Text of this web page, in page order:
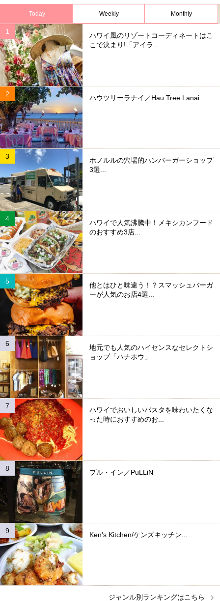
Today Weekly Monthly
ハワイ風のリゾートコーディネートはこ
こで決まり!「アイラ...
ハウツリーラナイ／Hau Tree Lanai...
ホノルルの穴場的ハンバーガーショップ
3選...
ハワイで人気沸騰中！メキシカンフード
のおすすめ3店...
他とはひと味違う！？スマッシュバーガ
ーが人気のお店4選...
地元でも人気のハイセンスなセレクトシ
ョップ「ハナホウ」...
ハワイでおいしいパスタを味わいたくな
った時におすすめのお...
プル・イン／PuLLiN
Ken's Kitchen/ケンズキッチン...
ジャンル別ランキングはこちら